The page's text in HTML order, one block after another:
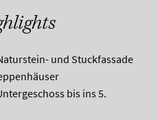
und Stuckfassade
bis ins 5.